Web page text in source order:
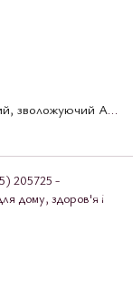
Крем-гель для обличчя багатофункціональний, зволожуючий Aqualabel Shiseido, 111 г (221539)